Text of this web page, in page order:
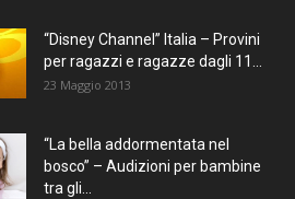
“Disney Channel” Italia – Provini
per ragazzi e ragazze dagli 11...
23 Maggio 2013
“La bella addormentata nel
bosco” – Audizioni per bambine
tra gli...